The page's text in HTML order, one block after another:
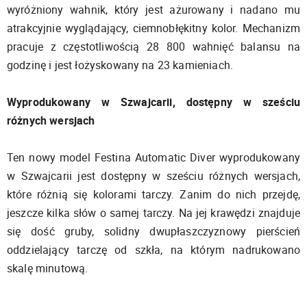
wyróżniony wahnik, który jest ażurowany i nadano mu
atrakcyjnie wyglądający, ciemnobłękitny kolor. Mechanizm
pracuje z częstotliwością 28 800 wahnięć balansu na
godzinę i jest łożyskowany na 23 kamieniach.
Wyprodukowany w Szwajcarii, dostępny w sześciu
różnych wersjach
Ten nowy model Festina Automatic Diver wyprodukowany
w Szwajcarii jest dostępny w sześciu różnych wersjach,
które różnią się kolorami tarczy. Zanim do nich przejdę,
jeszcze kilka słów o samej tarczy. Na jej krawędzi znajduje
się dość gruby, solidny dwupłaszczyznowy pierścień
oddzielający tarczę od szkła, na którym nadrukowano
skalę minutową.